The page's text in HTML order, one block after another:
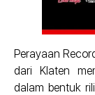
Perayaan
dari Klaten
dalam bentuk